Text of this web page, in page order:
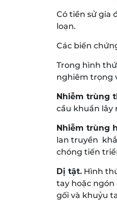
Có tiền sử gia
loạn.
Các biến
Trong hình
nghiêm trọng
Nhiễm trùng
cầu khuẩn lây
Nhiễm trùng
lan truyền
chóng tiến
Dị tật. Hình
tay hoặc ngón
gối và khuỷu